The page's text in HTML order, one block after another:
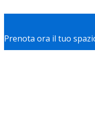
Prenota ora il tuo